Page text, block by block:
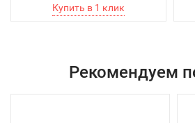
Рекомендуем